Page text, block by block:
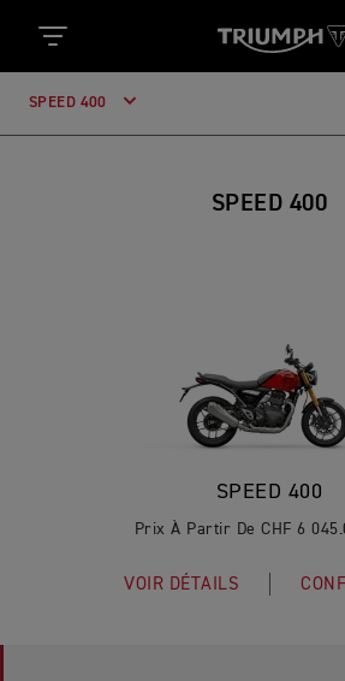
SPEED 400
SPEED 400
SPEED 400
Prix À Partir De CHF 6
VOIR DÉTAILS